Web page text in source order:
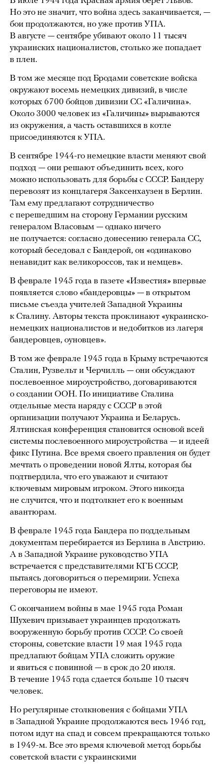
Но это не значит, что война здесь заканчивается, —
бои продолжаются, но уже против УПА.
В августе — сентябре убивают около 11 тысяч
украинских националистов, столько же попадает
в плен.
В том же месяце под Бродами советские войска
окружают восемь немецких дивизий, в числе
которых 6700 бойцов дивизии СС «Галичина».
Около 3000 человек из «Галичины» вырываются
из окружения, а часть оставшихся в котле
присоединяются к УПА.
В сентябре 1944-го немецкие власти меняют свой
подход — они решают объединить всех, кого
можно использовать для борьбы с СССР. Бандеру
перевозят из концлагеря Заксенхаузен в Берлин.
Там ему предлагают сотрудничество
с перешедшим на сторону Германии русским
генералом Власовым — однако ничего
не получается: согласно донесению генерала СС,
который беседовал с Бандерой, он «одинаково
ненавидит как великороссов, так и немцев».
В феврале 1945 года в газете «Известия» впервые
появляется слово «бандеровцы» — в открытом
письме съезда учителей Западной Украины
к Сталину. Авторы текста проклинают «украинско-
немецких националистов и недобитков из лагеря
бандеровцев, оуновцев».
В том же феврале 1945 года в Крыму встречаются
Сталин, Рузвельт и Черчилль — они обсуждают
послевоенное мироустройство, договариваются
о создании ООН. По инициативе Сталина
отдельные места наряду с СССР в этой
организации получают Украина и Беларусь.
Ялтинская конференция становится основой всей
системы послевоенного мироустройства — и идеей
фикс Путина. Все время своего правления он будет
мечтать о проведении новой Ялты, которая бы
подтвердила, что его уважают и считают
ключевым мировым игроком. Этого никогда
не случится, что и подтолкнет его к военным
авантюрам.
В феврале 1945 года Бандера по поддельным
документам перебирается из Берлина в Австрию.
А в Западной Украине руководство УПА
встречается с представителями КГБ СССР,
пытаясь договориться о перемирии. Успеха
переговоры не имеют.
С окончанием войны в мае 1945 года Роман
Шухевич призывает украинцев продолжать
вооруженную борьбу против СССР. Со своей
стороны, советские власти 19 мая 1945 года
предлагают бойцам УПА сложить оружие
и явиться с повинной — в срок до 20 июля.
В течение 1945 года сдается больше 10 тысяч
человек.
Но регулярные столкновения с бойцами УПА
в Западной Украине продолжаются весь 1946 год,
потом идут на спад и совсем прекращаются только
в 1949-м. Все это время ключевой метод борьбы
советской власти с украинскими